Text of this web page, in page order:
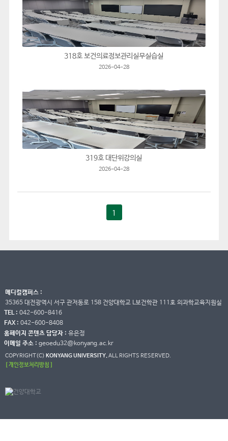
318호 보건의료정보관리실무실습실
2026-04-28
319호 대단위강의실
2026-04-28
1
메디컬캠퍼스 :
35365 대전광역시 서구 관저동로 158 건양대학교 L보건학관 111호 의과학교육지원실
TEL : 042-600-8416
FAX : 042-600-8408
홈페이지 콘텐츠 담당자 : 유은정
이메일 주소 : geoedu32@konyang.ac.kr
COPYRIGHT(C) KONYANG UNIVERSITY.ALL RIGHTS RESERVED.
[ 개인정보처리방침 ]